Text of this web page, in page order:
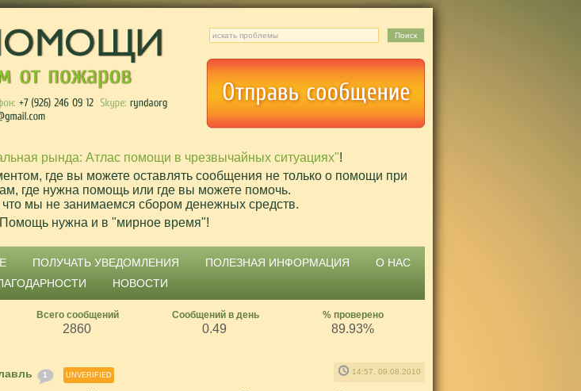
рында: Атлас помощи в чрезвычайных ситуациях"!
где вы можете оставлять сообщения не только о помощи при
где нужна помощь или где вы можете помочь.
мы не занимаемся сбором денежных средств.
нужна и в "мирное время"!
ПОЛУЧАТЬ УВЕДОМЛЕНИЯ ПОЛЕЗНАЯ ИНФОРМАЦИЯ
О НАС
НОВОСТИ
Всего сообщений Сообщений в день % проверено
2860 0.49 89.93%
1 UNVERIFIED 14:57, 09.08.2010